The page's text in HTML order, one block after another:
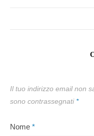
Il tuo indirizzo email non
sono contrassegnati *
Nome *